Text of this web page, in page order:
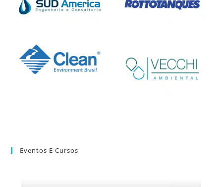
Eventos E Cursos